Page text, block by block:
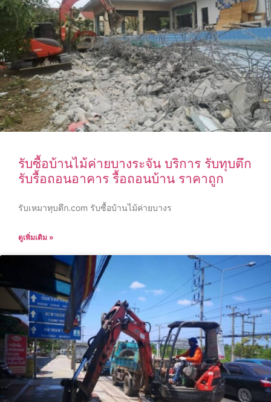
รับซื้อบ้านไม้ค่ายบางระจัน บริการ รับทุบตึก
รับรื้อถอนอาคาร รื้อถอนบ้าน ราคาถูก
รับเหมาทุบตึก.com รับซื้อบ้านไม้ค่ายบางร
ดูเพิ่มเติม »